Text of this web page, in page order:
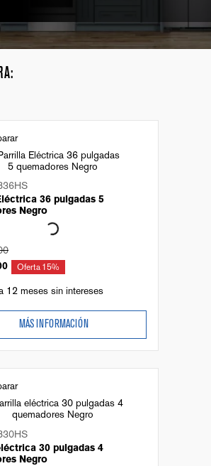
36 pulgadas 5
Negro
Oferta15%
12 meses sin intereses
MÁS INFORMACIÓN
30 pulgadas 4
Negro